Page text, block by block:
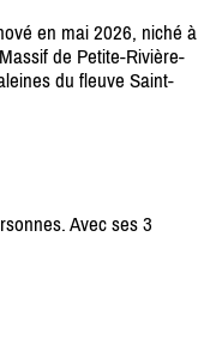
en mai 2026, niché à
de Petite-Rivière-
du fleuve Saint-
Avec ses 3